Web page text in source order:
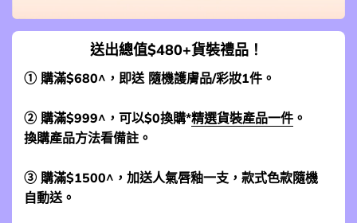
送出總值$480+貨裝禮品！
① 購滿$680^，即送 隨機護膚品/彩妝1件。
② 購滿$999^，可以$0換購*精選貨裝產品一件 。
換購產品方法看備註。
③ 購滿$1500^，加送人氣唇釉一支，款式色款隨機
自動送。